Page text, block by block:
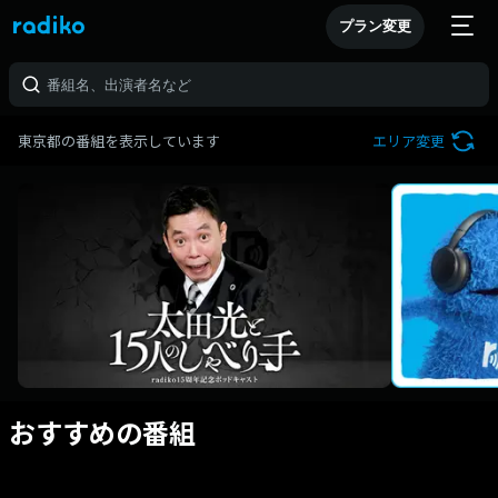
プラン変更
東京都の番組を表示しています エリア変更
おすすめの番組